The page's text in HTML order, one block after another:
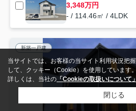
3,348万円
- / 114.46㎡ / 4LDK
新築一戸建
当サイトでは、お客様の当サイト利用状況把
して、クッキー（Cookie）を使用しています。
詳しくは、当社の 「Cookieの取扱いについて」
閉じる